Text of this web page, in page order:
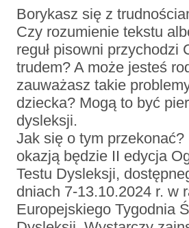
Borykasz się z
Czy rozumienie tekstu
reguł pisowni przychodzi
trudem? A może jesteś
zauważasz takie
dziecka? Mogą to być
dysleksji.
Jak się o tym przekonać?
okazją będzie II edycja
Testu Dysleksji,
dniach 7-13.10.2024 r. w
Europejskiego Tygodnia